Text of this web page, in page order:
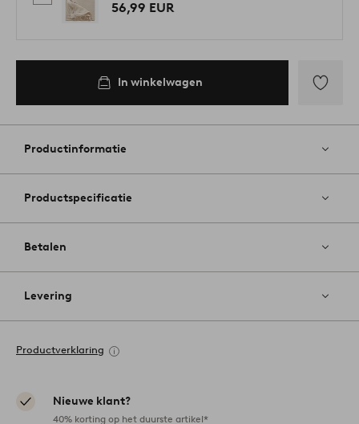
56,99 EUR
In winkelwagen
aan
Productinformatie
Productspecificatie
Betalen
Levering
Productverklaring
Nieuwe klant?
40% korting op het duurste artikel*